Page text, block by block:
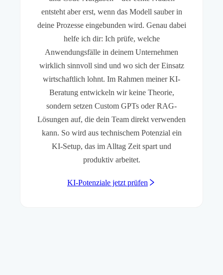
entsteht aber erst, wenn das Modell sauber in
deine Prozesse eingebunden wird. Genau dabei
helfe ich dir: Ich prüfe, welche
Anwendungsfälle in deinem Unternehmen
wirklich sinnvoll sind und wo sich der Einsatz
wirtschaftlich lohnt. Im Rahmen meiner KI-
Beratung entwickeln wir keine Theorie,
sondern setzen Custom GPTs oder RAG-
Lösungen auf, die dein Team direkt verwenden
kann. So wird aus technischem Potenzial ein
KI-Setup, das im Alltag Zeit spart und
produktiv arbeitet.
KI-Potenziale jetzt prüfen